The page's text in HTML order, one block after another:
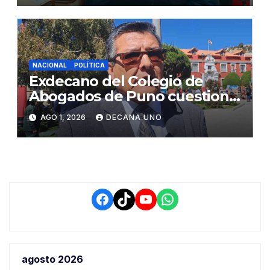
NACIONAL POLÍTICA
Exdecano del Colegio de
Abogados de Puno cuestiona
propuestas sobre seguridad
ciudadana
AGO 1, 2026 DECANA UNO
Facebook
TikTokYouTube
WhatsApp
agosto 2026